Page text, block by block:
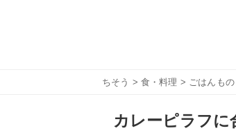
ちそう > 食・料理 > ごはんも
カレーピラフ